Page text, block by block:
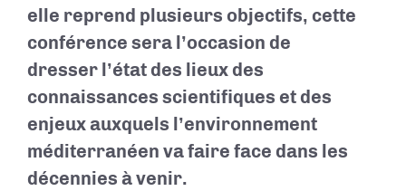
elle reprend plusieurs objectifs, cette
conférence sera l’occasion de
dresser l’état des lieux des
connaissances scientifiques et des
enjeux auxquels l’environnement
méditerranéen va faire face dans les
décennies à venir.